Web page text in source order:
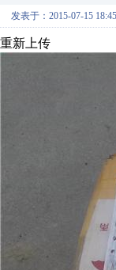
发表于：2015-07-15
重新上传